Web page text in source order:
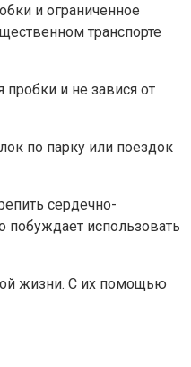
и ограниченное
транспорте
и не завися от
по парку или поездок
сердечно-
побуждает использовать
жизни. С их помощью